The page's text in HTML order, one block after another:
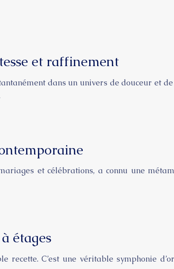
et raffinement
dans un univers de douceur et
et célébrations, a connu une
étages
recette. C’est une véritable symphonie